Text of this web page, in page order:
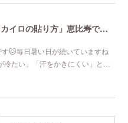
「代謝アップならここ！効果的なカイロの貼り方」恵比寿で口コミNo 1美容鍼灸ならmeilong
🐱毎日暑い日が続いていますね
たい」「汗をかきにくい」と…